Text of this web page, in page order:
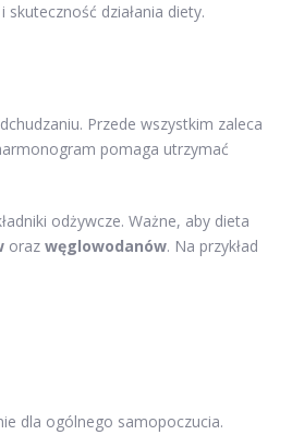
działania diety.
Przede wszystkim zaleca
pomaga utrzymać
odżywcze. Ważne, aby dieta
oraz węglowodanów. Na przykład
dla ogólnego samopoczucia.